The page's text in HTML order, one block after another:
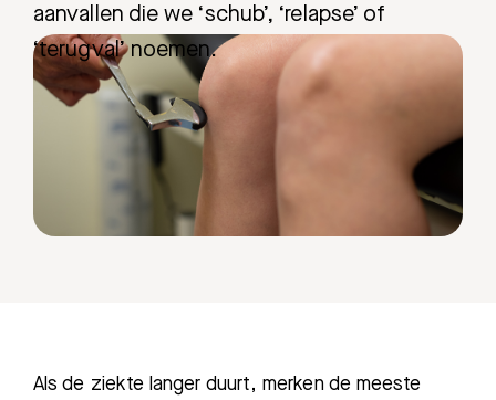
aanvallen die we ‘schub’, ‘relapse’ of
‘terugval’ noemen.
Als de ziekte langer duurt, merken de meeste